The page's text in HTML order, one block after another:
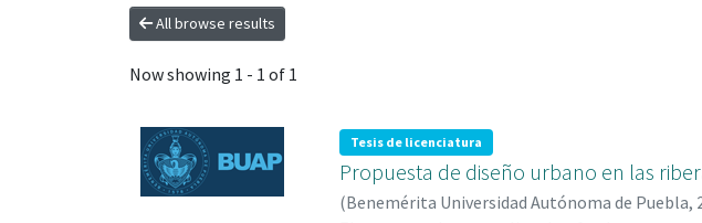
All browse results
Now showing 1 - 1 of 1
Tesis de licenciatura
Propuesta de diseño urbano en las
(Benemérita Universidad Autónoma de Puebla,